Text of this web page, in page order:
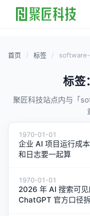
首页 / 标签 /
标
聚匠科技站点内与「
1970-01-01
企业 AI 项目运行成
和日志要一起算
1970-01-01
2026 年 AI 搜索可
ChatGPT 官方口径